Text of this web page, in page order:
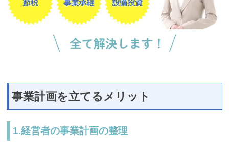
事業計画を立てるメリット
1.経営者の事業計画の整理